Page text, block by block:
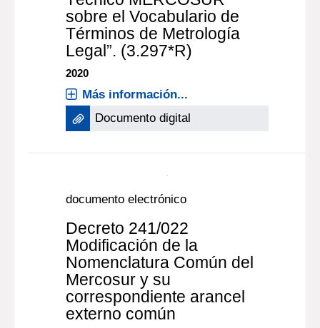
documento electrónico
Decreto 230/020
Apruébase el “Reglamento
Técnico MERCOSUR
sobre el Vocabulario de
Términos de Metrología
Documento digital
documento electrónico